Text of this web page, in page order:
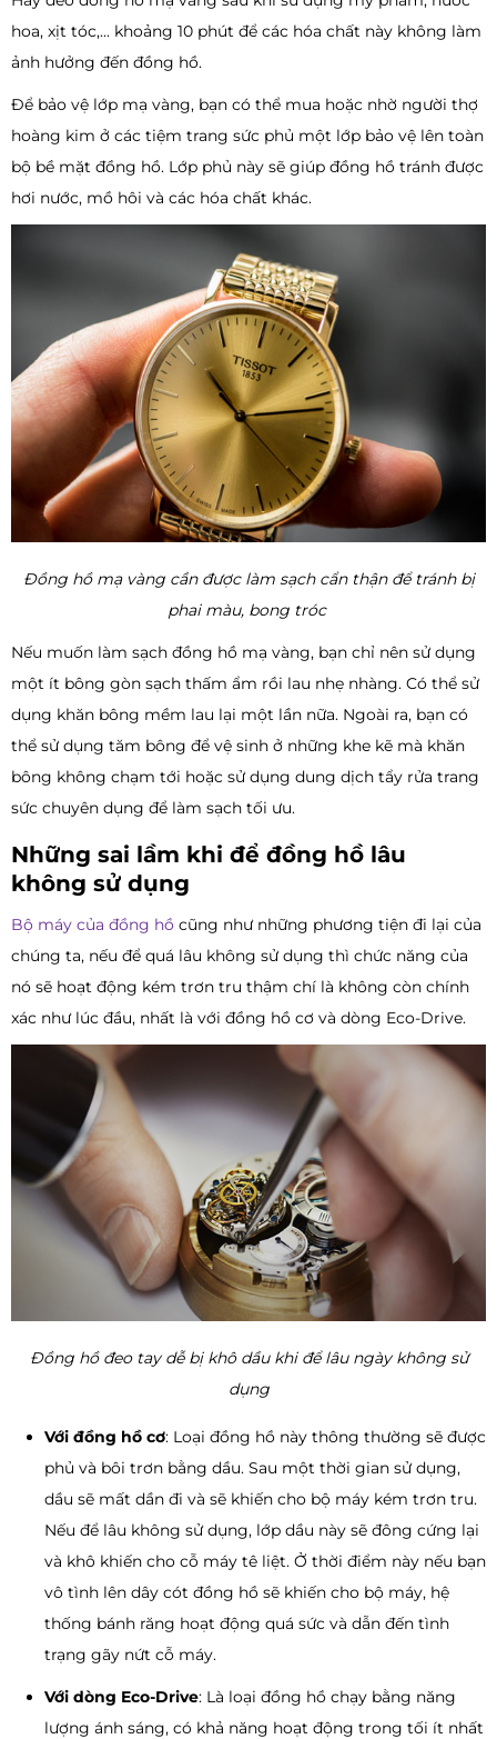
hoa, xịt tóc,... khoảng 10 phút để các hóa chất này không làm
ảnh hưởng đến đồng hồ.
Để bảo vệ lớp mạ vàng, bạn có thể mua hoặc nhờ người thợ
hoàng kim ở các tiệm trang sức phủ một lớp bảo vệ lên toàn
bộ bề mặt đồng hồ. Lớp phủ này sẽ giúp đồng hồ tránh được
hơi nước, mồ hôi và các hóa chất khác.
Đồng hồ mạ vàng cần được làm sạch cẩn thận để tránh bị
phai màu, bong tróc
Nếu muốn làm sạch đồng hồ mạ vàng, bạn chỉ nên sử dụng
một ít bông gòn sạch thấm ẩm rồi lau nhẹ nhàng. Có thể sử
dụng khăn bông mềm lau lại một lần nữa. Ngoài ra, bạn có
thể sử dụng tăm bông để vệ sinh ở những khe kẽ mà khăn
bông không chạm tới hoặc sử dụng dung dịch tẩy rửa trang
sức chuyên dụng để làm sạch tối ưu.
Những sai lầm khi để đồng hồ lâu
không sử dụng
Bộ máy của đồng hồ cũng như những phương tiện đi lại của
chúng ta, nếu để quá lâu không sử dụng thì chức năng của
nó sẽ hoạt động kém trơn tru thậm chí là không còn chính
xác như lúc đầu, nhất là với đồng hồ cơ và dòng Eco-Drive.
Đồng hồ đeo tay dễ bị khô dầu khi để lâu ngày không sử
dụng
Với đồng hồ cơ: Loại đồng hồ này thông thường sẽ được
phủ và bôi trơn bằng dầu. Sau một thời gian sử dụng,
dầu sẽ mất dần đi và sẽ khiến cho bộ máy kém trơn tru.
Nếu để lâu không sử dụng, lớp dầu này sẽ đông cứng lại
và khô khiến cho cỗ máy tê liệt. Ở thời điểm này nếu bạn
vô tình lên dây cót đồng hồ sẽ khiến cho bộ máy, hệ
thống bánh răng hoạt động quá sức và dẫn đến tình
trạng gãy nứt cỗ máy.
Với dòng Eco-Drive: Là loại đồng hồ chạy bằng năng
lượng ánh sáng, có khả năng hoạt động trong tối ít nhất